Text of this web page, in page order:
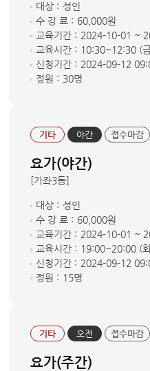
대상 : 성인
수 강 료 : 60,000원
교육기간 : 2024-10-01 ~
교육시간 : 10:30~12:30 (
신청기간 : 2024-09-12
정원 : 30명
기타 야간 접수마감
요가(야간)
[가좌3동]
대상 : 성인
수 강 료 : 60,000원
교육기간 : 2024-10-01 ~
교육시간 : 19:00~20:00 (
신청기간 : 2024-09-12
정원 : 15명
기타 오전 접수마감
요가(주간)